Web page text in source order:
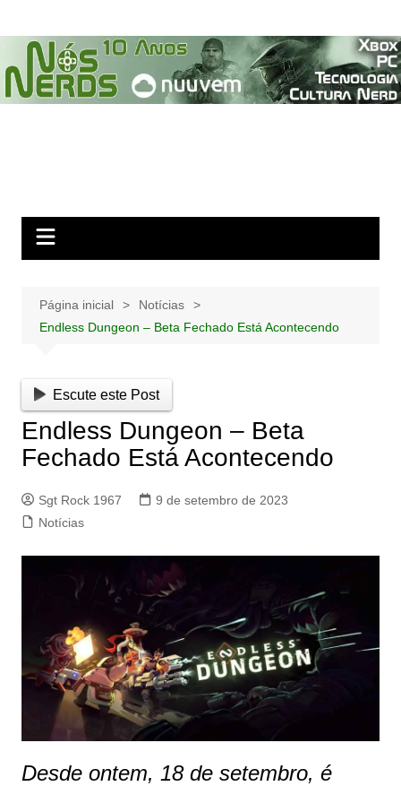
para
conteúdo
Página inicial
Notícias
Endless Dungeon – Beta Fechado Está Acontecendo
Escute este Post
Endless Dungeon – Beta
Fechado Está Acontecendo
Sgt Rock 1967
9 de setembro de 2023
Notícias
Desde ontem, 18 de setembro, é